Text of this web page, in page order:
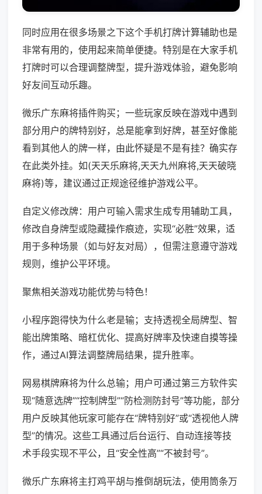
同时应用在很多场景之下这个手机打牌计算辅助也是
非常有用的，使用起来简单便捷。特别是在大家手机
打牌时可以合理调整牌型，提升游戏体验，避免影响
好友间互动乐趣。
微乐广东麻将插件购买；一些玩家反映在游戏中遇到
部分用户的牌特别好，总是能拿到好牌，甚至好像能
看到其他人的牌一样，由此怀疑是不是有挂？确实存
在此类外挂。如(天天乐麻将,天天九州麻将,天天破晓
麻将)等，建议通过正规途径维护游戏公平。
自定义修改牌：用户可输入需求生成专用辅助工具，
修改自身牌型或隐藏操作痕迹，实现“必胜”效果，适
用于多种场景（如与好友对局），但需注意遵守游戏
规则，维护公平环境。
聚焦相关游戏功能优势与特色！
小程序跑得快为什么老是输；支持透视全局牌型、智
能出牌策略、暗杠优化、提高好牌率及快速自摸等操
作，通过AI算法调整牌局结果，提升胜率。
网易棋牌麻将为什么总输；用户可通过第三方软件实
现“随意选牌”“控制牌型”“防检测防封号”等功能，部分
用户反映其他玩家可能存在“牌特别好”或“透视他人牌
型”的情况。这些工具通过后台运行、自动连接等技
术手段实现不平公，且“安全性高”“不被封号”。
微乐广东麻将主打鸡平胡与推倒胡玩法，使用筒条万